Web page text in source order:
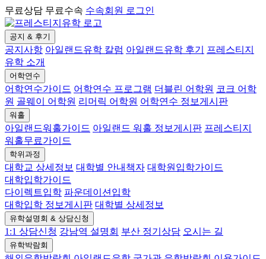
무료상담 무료수속 수속회원 로그인
공지 & 후기
공지사항 아일랜드유학 칼럼 아일랜드유학 후기
프레스티지
유학 소개
어학연수
어학연수가이드 어학연수 프로그램 더블린 어학원 코크 어학
원 골웨이 어학원 리머릭 어학원 어학연수 정보게시판
워홀
아일랜드워홀가이드 아일랜드 워홀 정보게시판 프레스티지
워홀무료가이드
학위과정
대학교 상세정보 대학별 안내책자 대학원입학가이드
대학입학가이드
다이렉트입학 파운데이션입학
대학입학 정보게시판 대학별 상세정보
유학설명회 & 상담신청
1:1 상담신청 강남역 설명회 부산 정기상담 오시는 길
유학박람회